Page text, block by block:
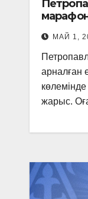
МАЙ 1,
арналған
көлемінде
жарыс.